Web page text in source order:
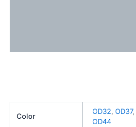
Color
OD32, OD37,
OD44